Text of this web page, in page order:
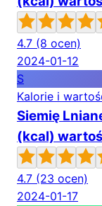
4.7 (8 ocen)
2024-01-12
S
Kalorie i
Siemię
(kcal)
4.7 (23 ocen)
2024-01-17